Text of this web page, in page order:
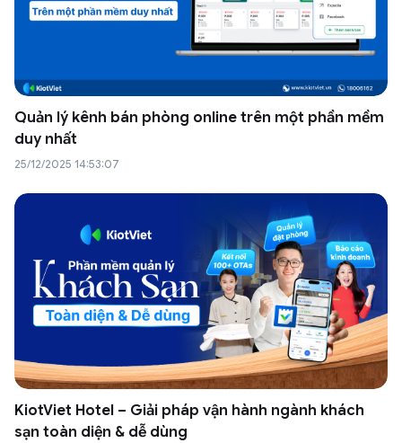
Quản lý kênh bán phòng online trên một phần mềm
duy nhất
25/12/2025 14:53:07
KiotViet Hotel – Giải pháp vận hành ngành khách
sạn toàn diện & dễ dùng